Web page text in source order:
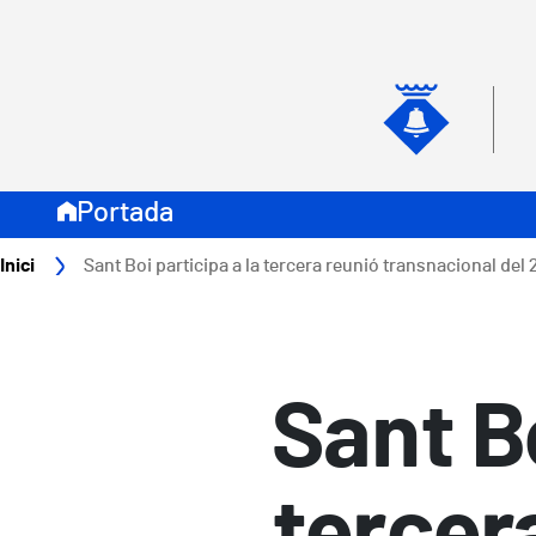
Navegació secundari
Portada
Fil d'ariadna
Inici Sant Boi participa a la tercera reunió transnacional del
Sant